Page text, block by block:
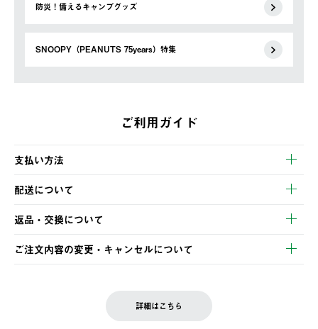
防災！備えるキャンプグッズ
SNOOPY（PEANUTS 75years）特集
ご利用ガイド
支払い方法
以下のいずれかの方法でお支払いいただけます。
・クレジットカード決済
・コンビニ決済
・Pay-easy決済
配送について
【発送スケジュール】
ご注文・ご入金完了より2営業日以内に商品を発送いたします。
土日祝の発送はございませんので、木曜日以降のご注文は週明け
の発送となる場合がございます。
返品・交換について
※お客様都合の場合
お客様都合の返品にかかる送料は、お客様ご負担とさせていただ
ご注文内容の変更・キャンセルについて
LOGOS FAMILY会員の方は、会員マイページ内 購入履歴画面に
詳細はこちら